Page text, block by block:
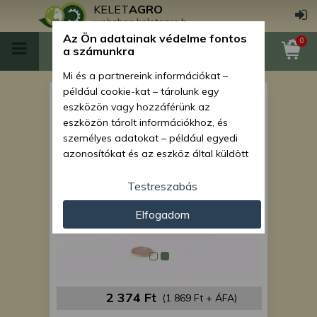
KELETAGRO
webshop.keletagro.hu
0
MTZ kipufogó bilincs
2 374 Ft (1 869 Ft + ÁFA)
Az Ön adatainak védelme fontos
a számunkra
Mi és a partnereink információkat –
például cookie-kat – tárolunk egy
eszközön vagy hozzáférünk az
eszközön tárolt információkhoz, és
személyes adatokat – például egyedi
azonosítókat és az eszköz által küldött
személyre szabott hirdetések és
tartalom nyújtásához, hirdetés- és
tartalomméréshez, nézettségi adatok
gyűjtéséhez, valamint termékek
kifejlesztéséhez és a termékek
javításához. Az Ön engedélyével mi és a
módszerrel szerzett pontos geolokációs
Testreszabás
Elfogadom